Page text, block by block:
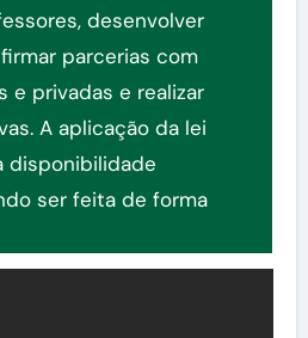
desenvolver
parcerias com
privadas e realizar
A aplicação da lei
disponibilidade
ser feita de forma